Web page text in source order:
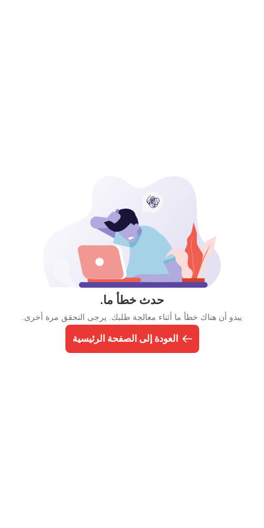
حدث خطأ ما.
يبدو أن هناك خطأ ما أثناء معالجة طلبك. يرجى التحقق مرة أخرى.
العودة إلى الصفحة الرئيسية